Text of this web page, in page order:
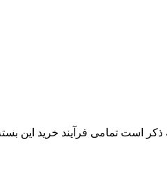
ذکر است تمامی فرآیند خرید این